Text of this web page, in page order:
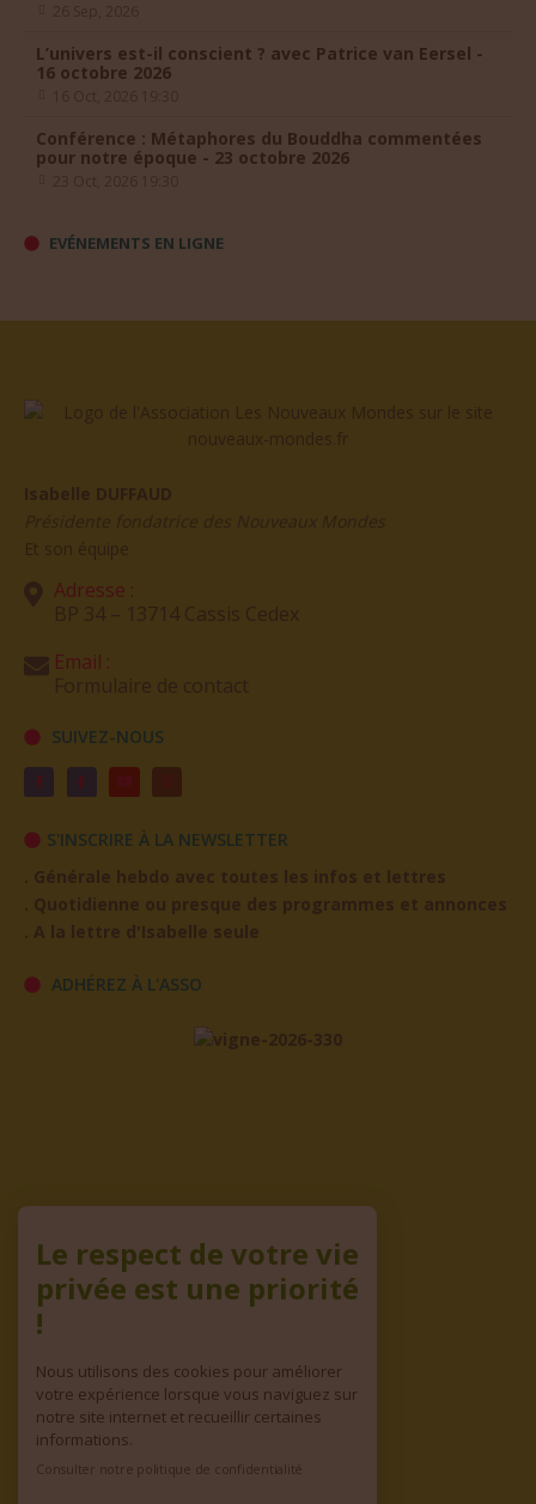
L’univers est-il conscient ? avec Patrice van Eersel -
16 octobre 2026
Conférence : Métaphores du Bouddha commentées
pour notre époque - 23 octobre 2026
EVÉNEMENTS EN LIGNE
Adresse :
Email :
SUIVEZ-NOUS
S'INSCRIRE À LA NEWSLETTER
ADHÉREZ À L'ASSO
Le respect de votre vie
privée est une priorité
!
Nous utilisons des cookies pour améliorer
votre expérience lorsque vous naviguez sur
notre site internet et recueillir certaines
informations.
Consulter notre politique de confidentialité